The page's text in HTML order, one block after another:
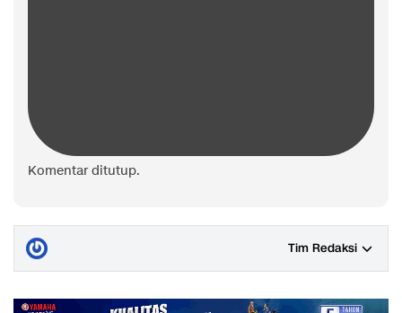
Komentar ditutup.
Tim Redaksi